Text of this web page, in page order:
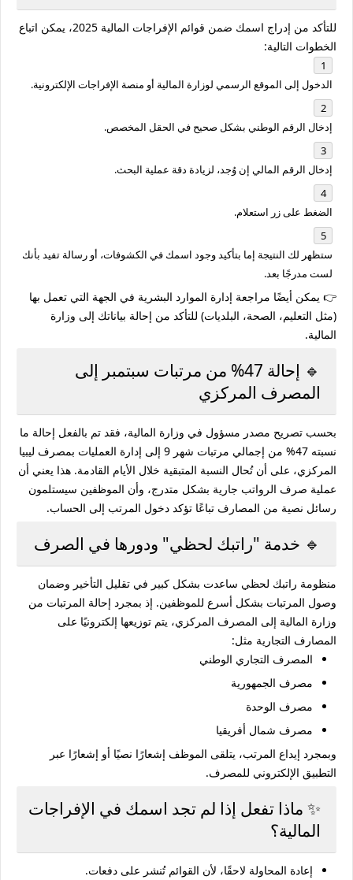
للتأكد من إدراج اسمك ضمن قوائم الإفراجات المالية 2025، يمكن اتباع
الخطوات التالية:
الدخول إلى الموقع الرسمي لوزارة المالية أو منصة الإفراجات الإلكترونية.
إدخال الرقم الوطني بشكل صحيح في الحقل المخصص.
إدخال الرقم المالي إن وُجد، لزيادة دقة عملية البحث.
الضغط على زر استعلام.
ستظهر لك النتيجة إما بتأكيد وجود اسمك في الكشوفات، أو رسالة تفيد بأنك
لست مدرجًا بعد.
👉 يمكن أيضًا مراجعة إدارة الموارد البشرية في الجهة التي تعمل بها
(مثل التعليم، الصحة، البلديات) للتأكد من إحالة بياناتك إلى وزارة
المالية.
🔹 إحالة 47% من مرتبات سبتمبر إلى
المصرف المركزي
بحسب تصريح مصدر مسؤول في وزارة المالية، فقد تم بالفعل إحالة ما
نسبته 47% من إجمالي مرتبات شهر 9
إلى إدارة العمليات بمصرف ليبيا
المركزي، على أن تُحال النسبة المتبقية خلال الأيام القادمة. هذا يعني أن
عملية صرف الرواتب جارية بشكل متدرج، وأن الموظفين سيستلمون
رسائل نصية من المصارف تباعًا تؤكد دخول المرتب إلى الحساب.
🔹 خدمة "راتبك لحظي" ودورها في الصرف
منظومة راتبك لحظي ساعدت بشكل كبير في تقليل التأخير وضمان
وصول المرتبات بشكل أسرع للموظفين. إذ بمجرد إحالة المرتبات من
وزارة المالية إلى المصرف المركزي، يتم توزيعها إلكترونيًا على
المصارف التجارية مثل:
المصرف التجاري الوطني
مصرف الجمهورية
مصرف الوحدة
مصرف شمال أفريقيا
وبمجرد إيداع المرتب، يتلقى الموظف إشعارًا نصيًا أو إشعارًا عبر
التطبيق الإلكتروني للمصرف.
✨ ماذا تفعل إذا لم تجد اسمك في الإفراجات
المالية؟
إعادة المحاولة لاحقًا، لأن القوائم تُنشر على دفعات.